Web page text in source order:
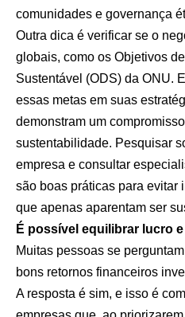
comunidades e governança
Outra dica é verificar se o
globais, como os Objetivos
Sustentável (ODS) da ONU.
essas metas em suas
demonstram um
sustentabilidade. Pesquisar
empresa e consultar
são boas práticas para evitar
que apenas aparentam ser
É possível equilibrar lucro
Muitas pessoas se
bons retornos financeiros
A resposta é sim, e isso é